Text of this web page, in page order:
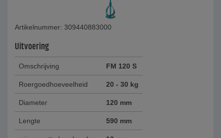
Artikelnummer: 309440883000
Uitvoering
Omschrijving FM 120 S
Roergoedhoeveelheid 20 - 30 kg
Diameter 120 mm
Lengte 590 mm